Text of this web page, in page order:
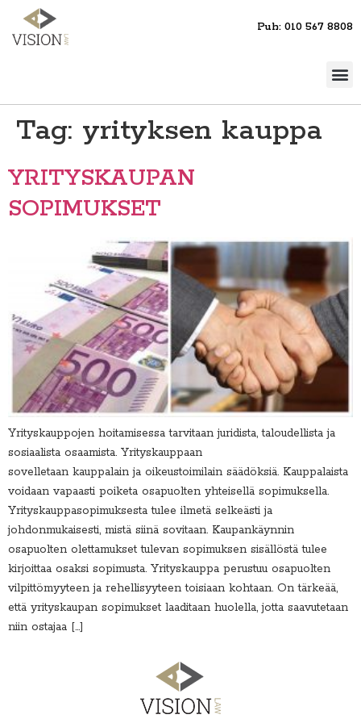
Puh: 010 567 8808
Tag: yrityksen kauppa
YRITYSKAUPAN
SOPIMUKSET
Yrityskauppojen hoitamisessa tarvitaan juridista, taloudellista ja
sosiaalista osaamista. Yrityskauppaan
sovelletaan kauppalain ja oikeustoimilain säädöksiä. Kauppalaista
voidaan vapaasti poiketa osapuolten yhteisellä sopimuksella.
Yrityskauppasopimuksesta tulee ilmetä selkeästi ja
johdonmukaisesti, mistä siinä sovitaan. Kaupankäynnin
osapuolten olettamukset tulevan sopimuksen sisällöstä tulee
kirjoittaa osaksi sopimusta. Yrityskauppa perustuu osapuolten
vilpittömyyteen ja rehellisyyteen toisiaan kohtaan. On tärkeää,
että yrityskaupan sopimukset laaditaan huolella, jotta saavutetaan
niin ostajaa […]